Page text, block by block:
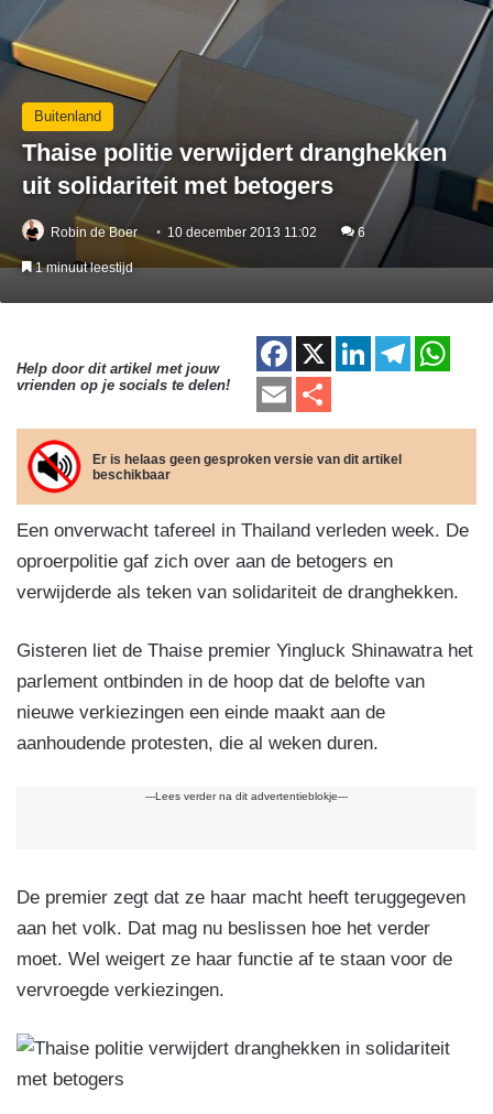
Buitenland
Thaise politie verwijdert dranghekken
uit solidariteit met betogers
Robin de Boer 10 december 2013 11:02 6
1 minuut leestijd
Help door dit artikel met jouw
vrienden op je socials te delen!
F
a
c
e
b
o
o
k
X
Li
k
e
dI
n
T
e
a
m
at
A
p
E
m
ail
el
e
n
Er is helaas geen gesproken versie van dit artikel
beschikbaar
Een onverwacht tafereel in Thailand verleden week. De
oproerpolitie gaf zich over aan de betogers en
verwijderde als teken van solidariteit de dranghekken.
Gisteren liet de Thaise premier Yingluck Shinawatra het
parlement ontbinden in de hoop dat de belofte van
nieuwe verkiezingen een einde maakt aan de
aanhoudende protesten, die al weken duren.
---Lees verder na dit advertentieblokje---
De premier zegt dat ze haar macht heeft teruggegeven
aan het volk. Dat mag nu beslissen hoe het verder
moet. Wel weigert ze haar functie af te staan voor de
vervroegde verkiezingen.